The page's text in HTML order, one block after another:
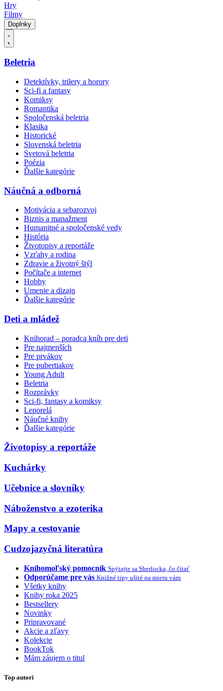
Hry
Filmy
Doplnky
Beletria
Detektívky, trilery a horory
Sci-fi a fantasy
Komiksy
Romantika
Spoločenská beletria
Klasika
Historické
Slovenská beletria
Svetová beletria
Poézia
Ďalšie kategórie
Náučná a odborná
Motivácia a sebarozvoj
Biznis a manažment
Humanitné a spoločenské vedy
História
Životopisy a reportáže
Vzťahy a rodina
Zdravie a životný štýl
Počítače a internet
Hobby
Umenie a dizajn
Ďalšie kategórie
Deti a mládež
Knihorad – poradca kníh pre deti
Pre najmenších
Pre prvákov
Pre pubertiakov
Young Adult
Beletria
Rozprávky
Sci-fi, fantasy a komiksy
Leporelá
Náučné knihy
Ďalšie kategórie
Životopisy a reportáže
Kuchárky
Učebnice a slovníky
Náboženstvo a ezoterika
Mapy a cestovanie
Cudzojazyčná literatúra
Knihomoľský pomocník Spýtajte sa Sherlocka, čo čítať
Odporúčame pre vás Knižné tipy ušité na mieru vám
Všetky knihy
Knihy roka 2025
Bestsellery
Novinky
Pripravované
Akcie a zľavy
Kolekcie
BookTok
Mám záujem o titul
Top autori